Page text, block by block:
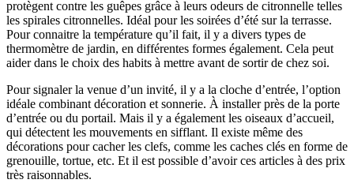
protègent contre les guêpes grâce à leurs odeurs de citronnelle telles
les spirales citronnelles. Idéal pour les soirées d’été sur la terrasse.
Pour connaitre la température qu’il fait, il y a divers types de
thermomètre de jardin, en différentes formes également. Cela peut
aider dans le choix des habits à mettre avant de sortir de chez soi.
Pour signaler la venue d’un invité, il y a la cloche d’entrée, l’option
idéale combinant décoration et sonnerie. À installer près de la porte
d’entrée ou du portail. Mais il y a également les oiseaux d’accueil,
qui détectent les mouvements en sifflant. Il existe même des
décorations pour cacher les clefs, comme les caches clés en forme de
grenouille, tortue, etc. Et il est possible d’avoir ces articles à des prix
très raisonnables.